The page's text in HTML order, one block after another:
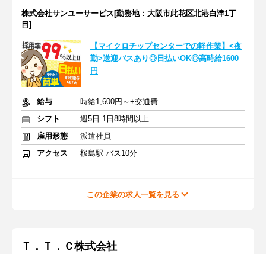
株式会社サンユーサービス[勤務地：大阪市此花区北港白津1丁
目]
【マイクロチップセンターでの軽作業】<夜
勤>送迎バスあり◎日払いOK◎高時給1600
円
給与
時給1,600円～+交通費
シフト
週5日 1日8時間以上
雇用形態
派遣社員
アクセス
桜島駅 バス10分
この企業の求人一覧を見る
Ｔ．Ｔ．Ｃ株式会社